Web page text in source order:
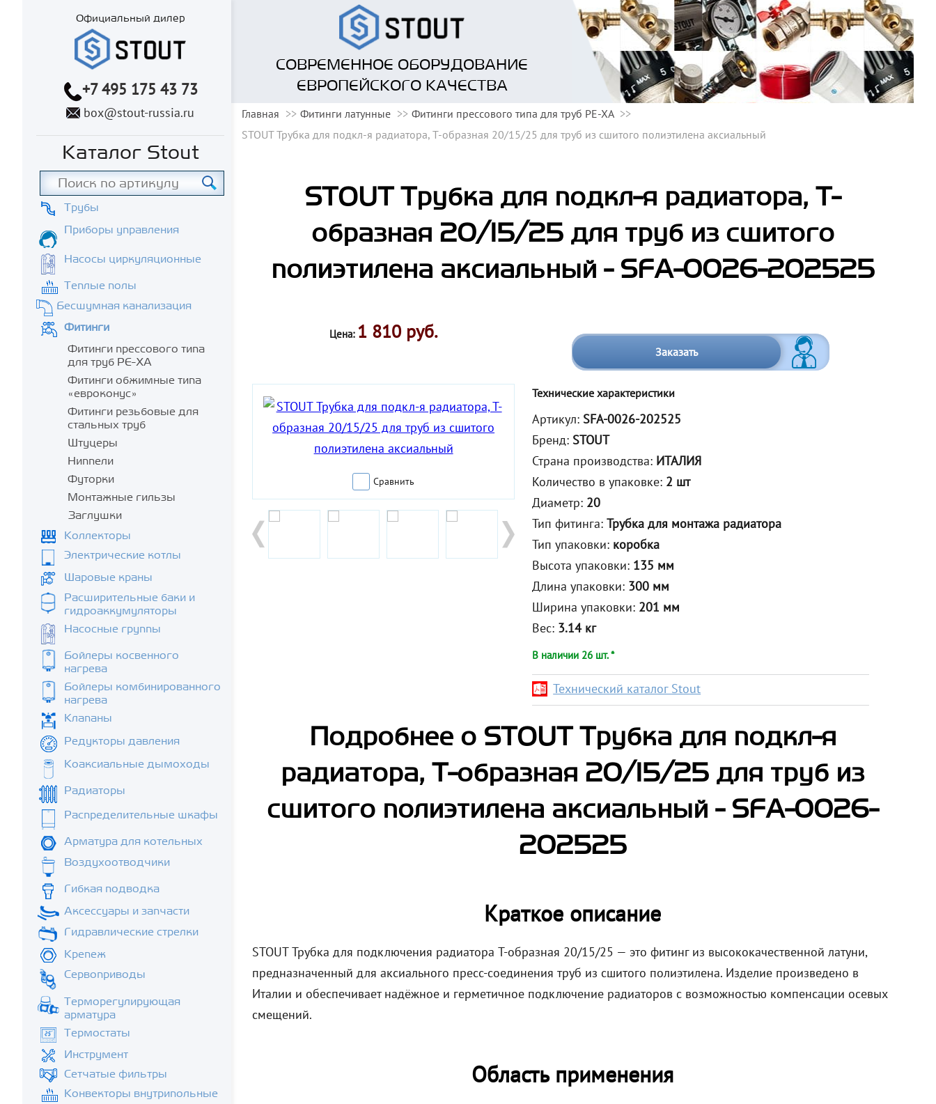
Официальный дилер
+7 495 175 43 73
box@stout-russia.ru
Каталог Stout
Трубы
Приборы управления
Насосы циркуляционные
Теплые полы
Бесшумная канализация
Фитинги
Фитинги прессового типа
для труб PE-XA
Фитинги обжимные типа
«евроконус»
Фитинги резьбовые для
стальных труб
Штуцеры
Ниппели
Футорки
Монтажные гильзы
Заглушки
Коллекторы
Электрические котлы
Шаровые краны
Расширительные баки и
гидроаккумуляторы
Насосные группы
Бойлеры косвенного
нагрева
Бойлеры комбинированного
нагрева
Клапаны
Редукторы давления
Коаксиальные дымоходы
Радиаторы
Распределительные шкафы
Арматура для котельных
Воздухоотводчики
Гибкая подводка
Аксессуары и запчасти
Гидравлические стрелки
Крепеж
Сервоприводы
Терморегулирующая
арматура
Термостаты
Инструмент
Сетчатые фильтры
Конвекторы внутрипольные
СОВРЕМЕННОЕ ОБОРУДОВАНИЕ
ЕВРОПЕЙСКОГО КАЧЕСТВА
Главная Фитинги латунные
Фитинги прессового типа для труб PE-XA
STOUT Трубка для подкл-я радиатора, Т-образная 20/15/25 для труб из сшитого полиэтилена аксиальный
STOUT Трубка для подкл-я радиатора, Т-
образная 20/15/25 для труб из сшитого
полиэтилена аксиальный - SFA-0026-202525
Цена: 1 810 руб.
Заказать
Сравнить
Технические характеристики
Артикул: SFA-0026-202525
Бренд: STOUT
Страна производства: ИТАЛИЯ
Количество в упаковке: 2 шт
Диаметр: 20
Тип фитинга:Трубка для монтажа радиатора
Тип упаковки: коробка
Высота упаковки: 135 мм
Длина упаковки: 300 мм
Ширина упаковки: 201 мм
Вес: 3.14 кг
В наличии 26 шт. *
Технический каталог Stout
Подробнее о STOUT Трубка для подкл-я
радиатора, Т-образная 20/15/25 для труб из
сшитого полиэтилена аксиальный - SFA-0026-
202525
Краткое описание
STOUT Трубка для подключения радиатора T-образная 20/15/25 — это фитинг из высококачественной латуни,
предназначенный для аксиального пресс-соединения труб из сшитого полиэтилена. Изделие произведено в
Италии и обеспечивает надёжное и герметичное подключение радиаторов с возможностью компенсации осевых
смещений.
Область применения